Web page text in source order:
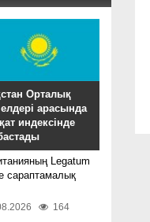
Орталық
арасында
индексінде
Legatum
сараптамалық
164